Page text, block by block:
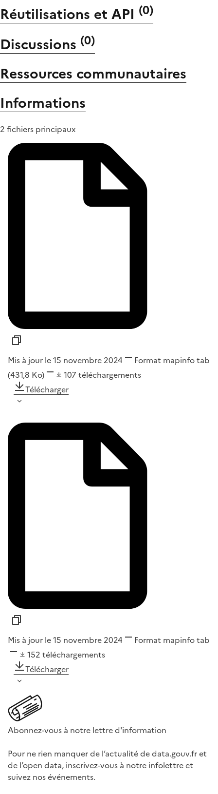
Réutilisations et API (0)
Discussions (0)
Ressources communautaires
Informations
2 fichiers principaux
Mis à jour le 15 novembre 2024 Format mapinfo tab
(431,8 Ko)
107 téléchargements
Télécharger
Mis à jour le 15 novembre 2024 Format mapinfo tab
152 téléchargements
Télécharger
Abonnez-vous à notre lettre d'information
Pour ne rien manquer de l’actualité de data.gouv.fr et
de l’open data, inscrivez-vous à notre infolettre et
suivez nos événements.